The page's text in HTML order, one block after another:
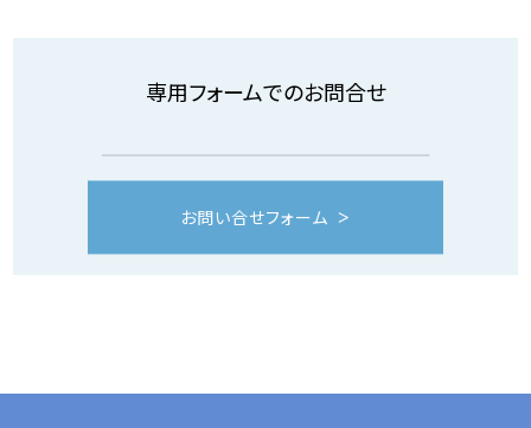
専用フォームでのお問合せ
お問い合せフォーム